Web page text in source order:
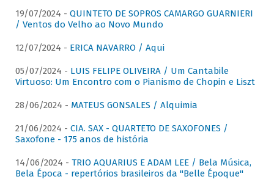
19/07/2024 - QUINTETO DE SOPROS CAMARGO GUARNIERI
/ Ventos do Velho ao Novo Mundo
12/07/2024 - ERICA NAVARRO / Aqui
05/07/2024 - LUIS FELIPE OLIVEIRA / Um Cantabile
Virtuoso: Um Encontro com o Pianismo de Chopin e Liszt
28/06/2024 - MATEUS GONSALES / Alquimia
21/06/2024 - CIA. SAX - QUARTETO DE SAXOFONES /
Saxofone - 175 anos de história
14/06/2024 - TRIO AQUARIUS E ADAM LEE / Bela Música,
Bela Época - repertórios brasileiros da "Belle Époque"